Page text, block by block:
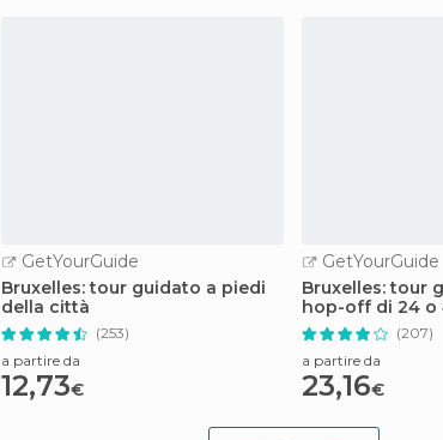
GetYourGuide
Bruxelles: tour guidato a piedi
della città
(253)
a partire da
12,73€
GetYourGuide
Bruxelles: tour
hop-off di 24 o
(207)
a partire da
23,16€